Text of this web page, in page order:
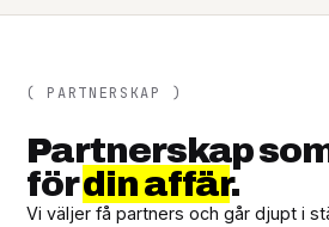
( PARTNERSKAP )
Partnerskap
fördin affär.
Vi väljer få partners och går djupt i